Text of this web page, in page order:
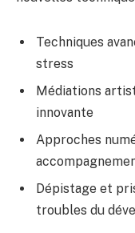
Techniques
stress
Médiations
innovante
Approches
Dépistage et
troubles du